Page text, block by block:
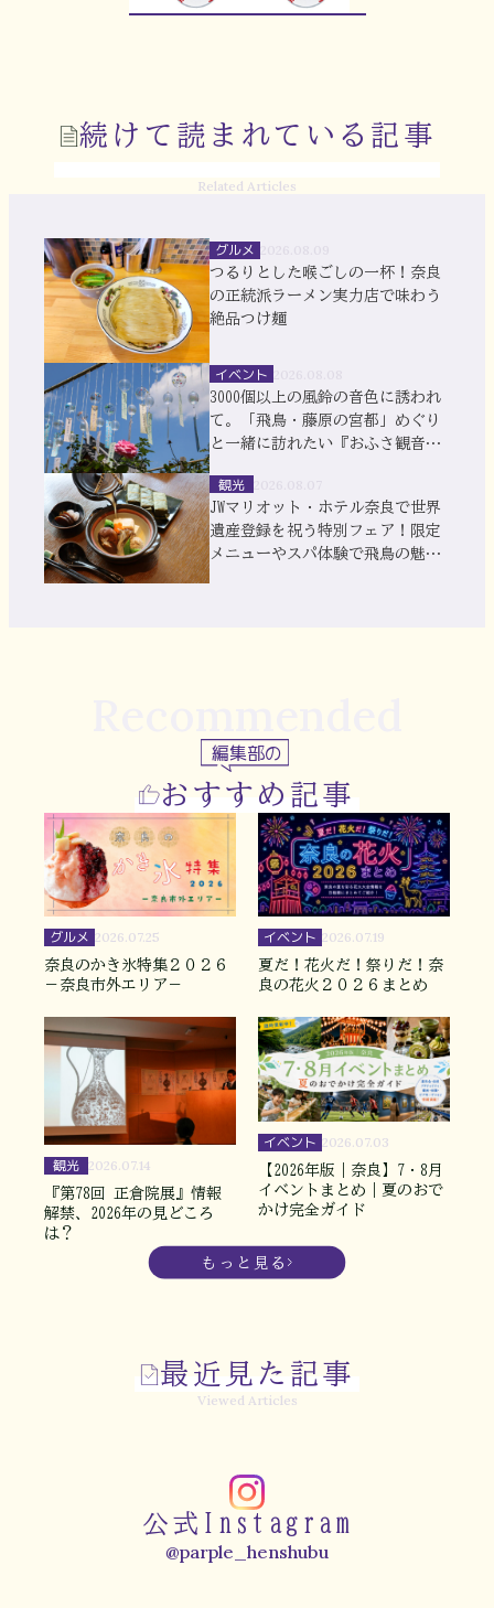
続けて読まれている記事
Related Articles
グルメ
つるりとした喉ごしの一杯！奈良
の正統派ラーメン実力店で味わう
絶品つけ麺
イベント
3000個以上の風鈴の音色に誘われ
て。「飛鳥・藤原の宮都」めぐり
と一緒に訪れたい『おふさ観音』
観光
JWマリオット・ホテル奈良で世界
遺産登録を祝う特別フェア！限定
メニューやスパ体験で飛鳥の魅力
編集部の
おすすめ記事
グルメ 2026.07.25
奈良のかき氷特集２０２６
－奈良市外エリア－
イベント 2026.07.19
夏だ！花火だ！祭りだ！奈
良の花火２０２６まとめ
観光 2026.07.14
『第78回 正倉院展』情報
解禁、2026年の見どころ
は？
イベント 2026.07.03
【2026年版｜奈良】7・8月
イベントまとめ｜夏のおで
かけ完全ガイド
もっと見る
最近見た記事
Viewed Articles
公式Instagram
@parple_henshubu